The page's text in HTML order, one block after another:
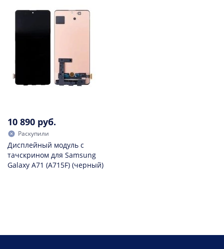
10 890 руб.
Раскупили
Дисплейный модуль с
тачскрином для Samsung
Galaxy A71 (A715F) (черный)